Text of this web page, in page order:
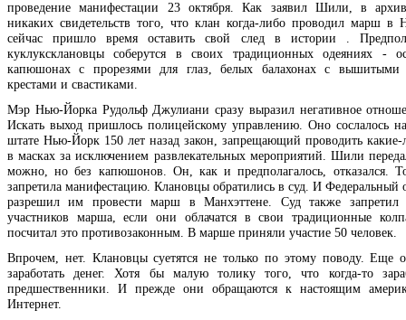
проведение манифестации 23 октября. Как заявил Шили, в
никаких свидетельств того, что клан когда-либо проводил марш в
сейчас пришло время оставить свой след в истории .
куклуксклановцы соберутся в своих традиционных одеяниях -
капюшонах с прорезями для глаз, белых балахонах с вышитыми
крестами и свастиками.
Мэр Нью-Йорка Рудольф Джулиани сразу выразил негативное
Искать выход пришлось полицейскому управлению. Оно сослалось
штате Нью-Йорк 150 лет назад закон, запрещающий проводить какие-
в масках за исключением развлекательных мероприятий. Шили
можно, но без капюшонов. Он, как и предполагалось, отказался.
запретила манифестацию. Клановцы обратились в суд. И Федеральный
разрешил им провести марш в Манхэттене. Суд также запретил
участников марша, если они облачатся в свои традиционные
посчитал это противозаконным. В марше приняли участие 50 человек.
Впрочем, нет. Клановцы суетятся не только по этому поводу. Еще
заработать денег. Хотя бы малую толику того, что когда-то
предшественники. И прежде они обращаются к настоящим
Интернет.